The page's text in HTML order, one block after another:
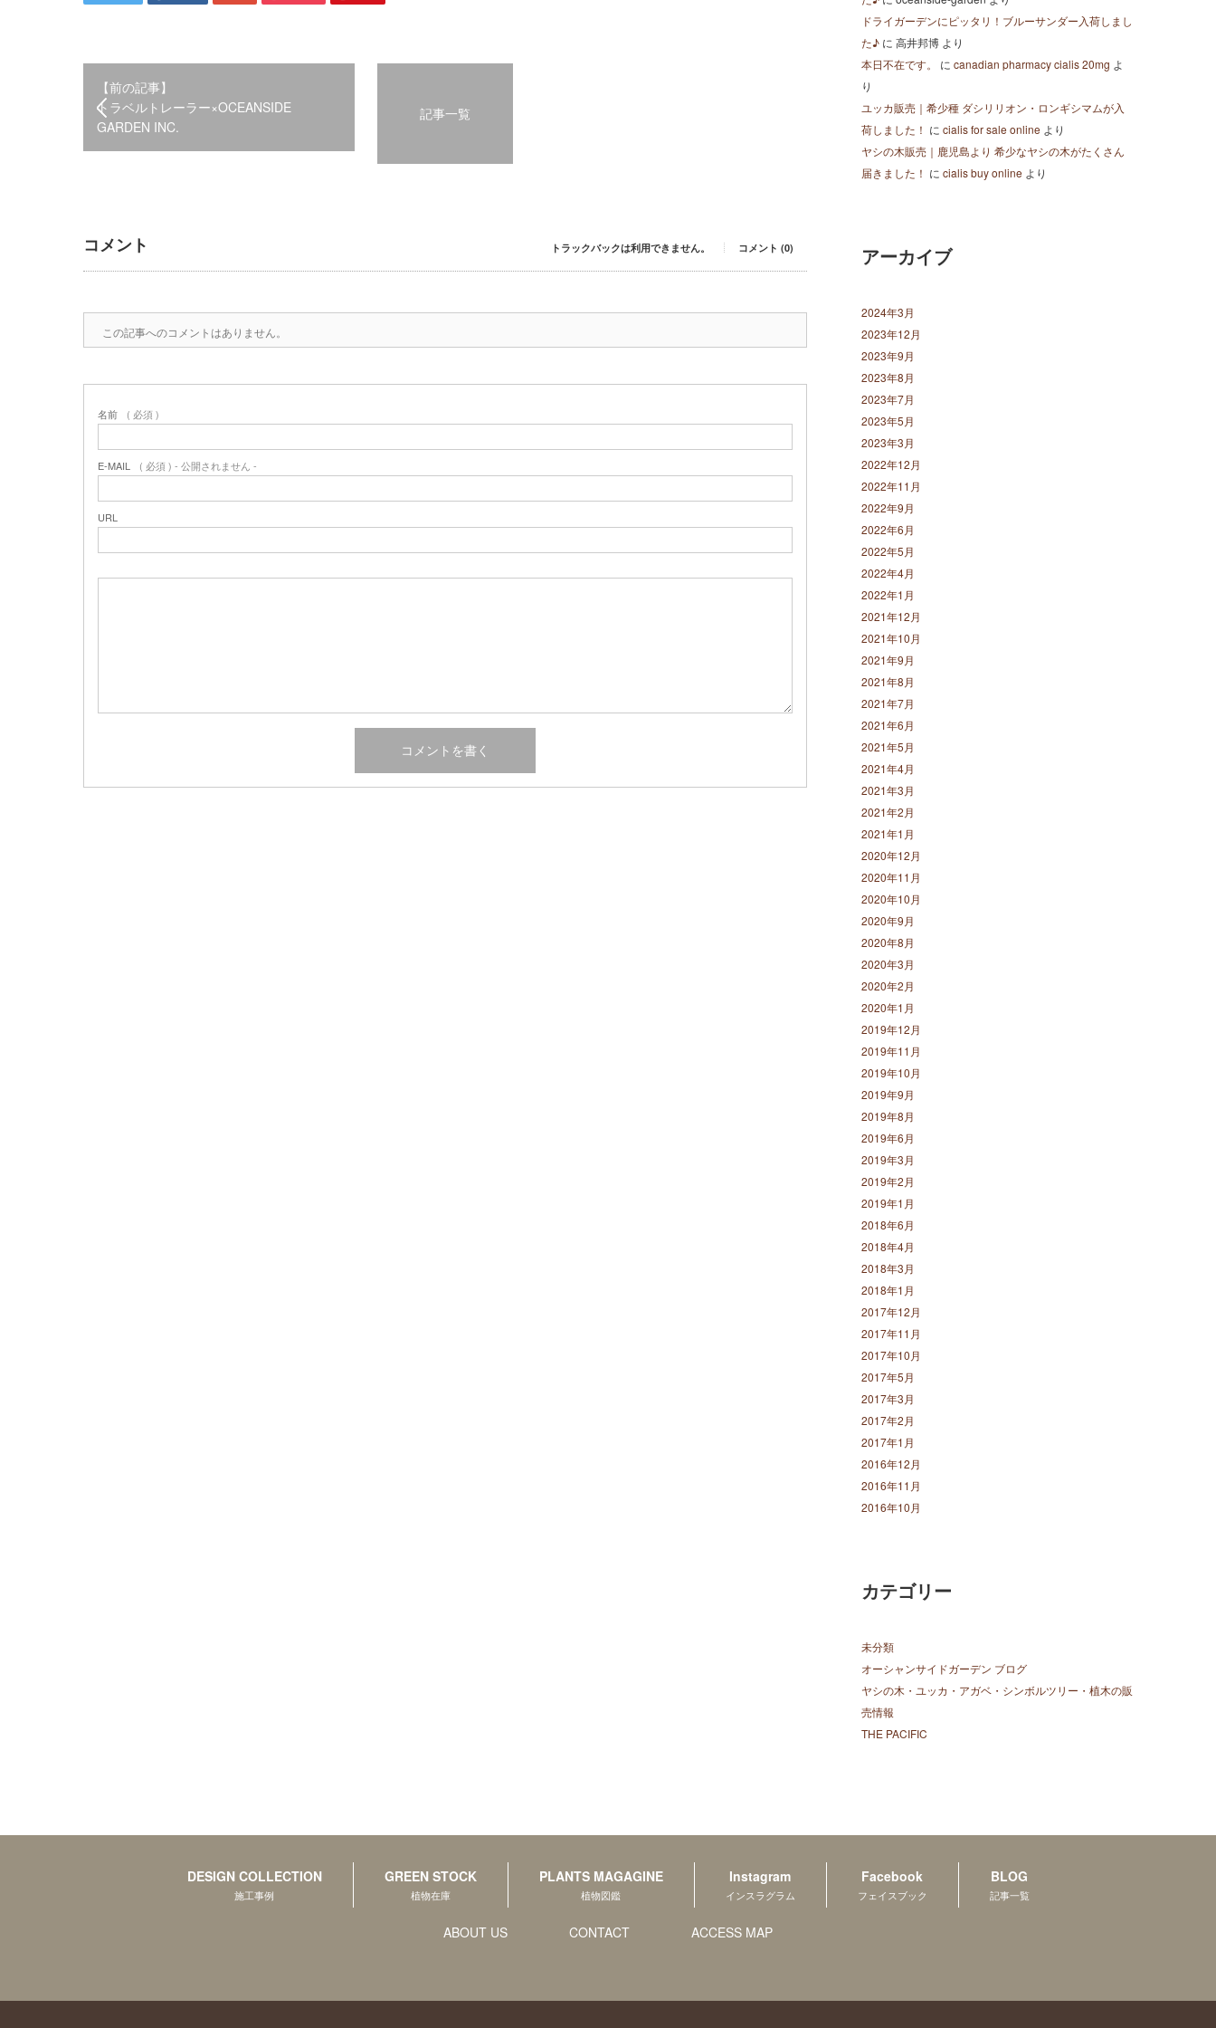
【前の記事】
トラベルトレーラー×OCEANSIDE
GARDEN INC.
記事一覧
コメント トラックバックは利用できません。 コメント (0)
この記事へのコメントはありません。
名前 ( 必須 )
E-MAIL ( 必須 ) - 公開されません -
URL
ドライガーデンにピッタリ！ブルーサンダー入荷しまし
た♪ に 高井邦博 より
本日不在です。
に canadian pharmacy cialis 20mg よ
り
ユッカ販売｜希少種 ダシリリオン・ロンギシマムが入
荷しました！ に cialis for sale online より
ヤシの木販売｜鹿児島より 希少なヤシの木がたくさん
届きました！ に cialis buy online より
アーカイブ
2024年3月
2023年12月
2023年9月
2023年8月
2023年7月
2023年5月
2023年3月
2022年12月
2022年11月
2022年9月
2022年6月
2022年5月
2022年4月
2022年1月
2021年12月
2021年10月
2021年9月
2021年8月
2021年7月
2021年6月
2021年5月
2021年4月
2021年3月
2021年2月
2021年1月
2020年12月
2020年11月
2020年10月
2020年9月
2020年8月
2020年3月
2020年2月
2020年1月
2019年12月
2019年11月
2019年10月
2019年9月
2019年8月
2019年6月
2019年3月
2019年2月
2019年1月
2018年6月
2018年4月
2018年3月
2018年1月
2017年12月
2017年11月
2017年10月
2017年5月
2017年3月
2017年2月
2017年1月
2016年12月
2016年11月
2016年10月
カテゴリー
未分類
オーシャンサイドガーデン ブログ
ヤシの木・ユッカ・アガベ・シンボルツリー・植木の販
売情報
THE PACIFIC
DESIGN COLLECTION
施工事例
GREEN STOCK
植物在庫
PLANTS MAGAGINE
植物図鑑
Instagram
インスラグラム
Facebook
フェイスブック
BLOG
記事一覧
ABOUT US CONTACT ACCESS MAP